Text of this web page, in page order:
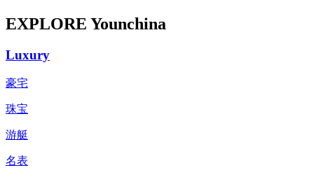
EXPLORE Younchina
Luxury
豪宅
珠宝
游艇
名表